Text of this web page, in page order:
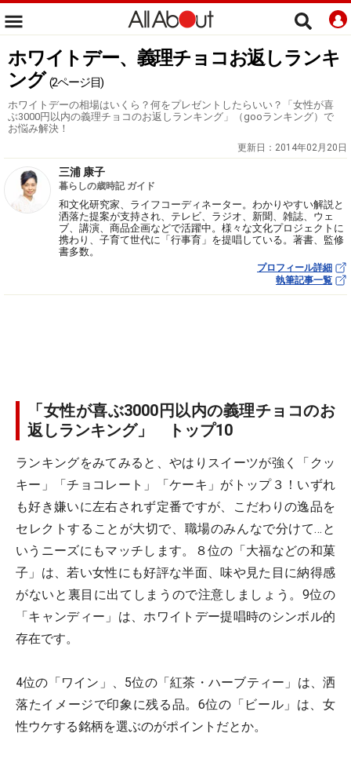
ホワイトデー、義理チョコお返しランキ
ング (2ページ目)
ホワイトデーの相場はいくら？何をプレゼントしたらいい？「女性が喜
ぶ3000円以内の義理チョコのお返しランキング」（gooランキング）で
お悩み解決！
更新日： 2014年02月20日
三浦 康子
暮らしの歳時記 ガイド
和文化研究家、ライフコーディネーター。わかりやすい解説と
洒落た提案が支持され、テレビ、ラジオ、新聞、雑誌、ウェ
ブ、講演、商品企画などで活躍中。様々な文化プロジェクトに
携わり、子育て世代に「行事育」を提唱している。著書、監修
書多数。
プロフィール詳細
執筆記事一覧
「女性が喜ぶ3000円以内の義理チョコのお
返しランキング」 トップ10
ランキングをみてみると、やはりスイーツが強く「クッ
キー」「チョコレート」「ケーキ」がトップ３！いずれ
も好き嫌いに左右されず定番ですが、こだわりの逸品を
セレクトすることが大切で、職場のみんなで分けて…と
いうニーズにもマッチします。８位の「大福などの和菓
子」は、若い女性にも好評な半面、味や見た目に納得感
がないと裏目に出てしまうので注意しましょう。9位の
「キャンディー」は、ホワイトデー提唱時のシンボル的
存在です。
4位の「ワイン」、5位の「紅茶・ハーブティー」は、洒
落たイメージで印象に残る品。6位の「ビール」は、女
性ウケする銘柄を選ぶのがポイントだとか。